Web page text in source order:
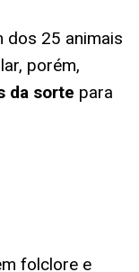
dos 25 animais
porém,
da sorte para
folclore e